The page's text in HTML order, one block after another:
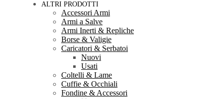
ALTRI PRODOTTI
Accessori Armi
Armi a Salve
Armi Inerti & Repliche
Borse & Valigie
Caricatori & Serbatoi
Nuovi
Usati
Coltelli & Lame
Cuffie & Occhiali
Fondine & Accessori